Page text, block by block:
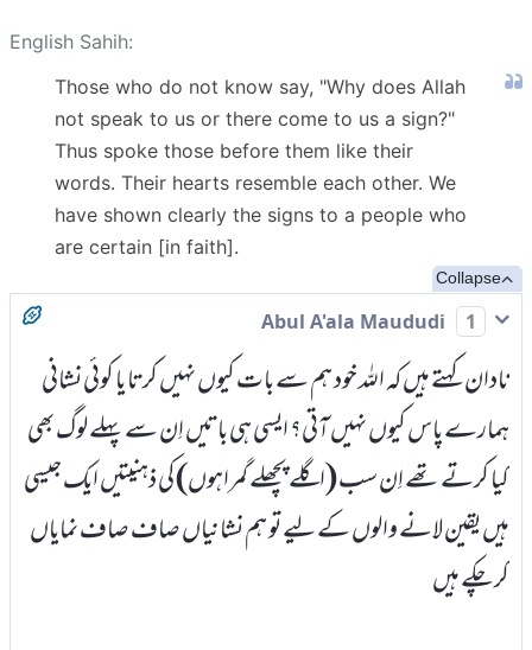
English Sahih:
Those who do not know say, "Why does Allah
not speak to us or there come to us a sign?"
Thus spoke those before them like their
words. Their hearts resemble each other. We
have shown clearly the signs to a people who
are certain [in faith].
Collapse
1
نادان کہتے ہیں کہ اللہ خود ہم سے بات کیوں نہیں کرتا یا کوئی نشانی
ہمارے پاس کیوں نہیں آتی؟ ایسی ہی باتیں اِن سے پہلے لوگ بھی
کیا کرتے تھے اِن سب (اگلے پچھلے گمراہوں) کی ذہنیتیں ایک جیسی
ہیں یقین لانے والوں کے لیے تو ہم نشانیاں صاف صاف نمایاں
کر چکے ہیں